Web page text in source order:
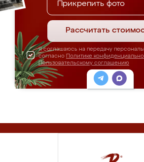
Прикрепить фото
Рассчитать
Я соглашаюсь на передачу
согласно Политике
Пользовательскому соглашению